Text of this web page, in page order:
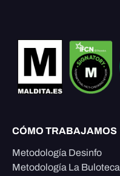
CÓMO TRABAJAMOS
Metodología Desinfo
Metodología La Buloteca